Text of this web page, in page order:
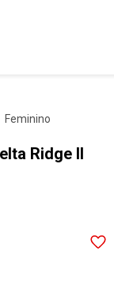
feminino
Ridge II